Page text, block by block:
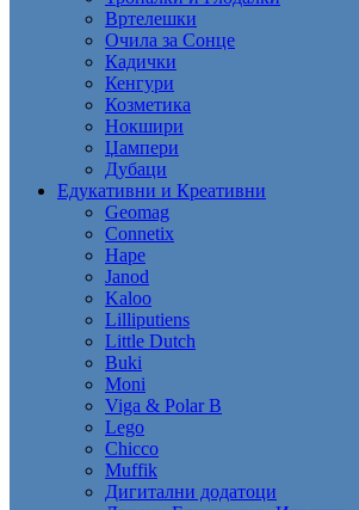
Вртелешки
Очила за Сонце
Кадички
Кенгури
Козметика
Нокшири
Џампери
Дубаци
Едукативни и Креативни
Geomag
Connetix
Hape
Janod
Kaloo
Lilliputiens
Little Dutch
Buki
Moni
Viga & Polar B
Lego
Chicco
Muffik
Дигитални додатоци